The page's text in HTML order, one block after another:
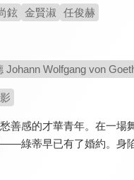
鉉 金賢淑 任俊赫
Johann Wolfgang von
善感的才華青年。在一
綠蒂早已有了婚約。身